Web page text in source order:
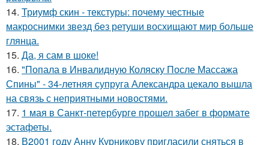
14. Триумф скин - текстуры: почему честные
макроснимки звезд без ретуши восхищают мир больше
глянца.
15. Да, я сам в шоке!
16. "Попала в Инвалидную Коляску После Массажа
Спины" - 34-летняя супруга Александра цекало вышла
на связь с неприятными новостями.
17. 1 мая в Санкт-петербурге прошел забег в формате
эстафеты.
18. В2001 году Анну Курникову пригласили сняться в